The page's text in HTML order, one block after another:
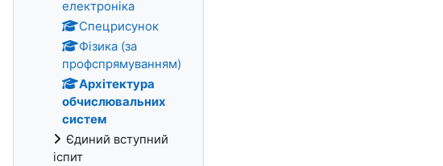
електроніка
Спецрисунок
Фізика (за
профспрямуванням)
Архітектура
обчислювальних
систем
Єдиний вступний
іспит